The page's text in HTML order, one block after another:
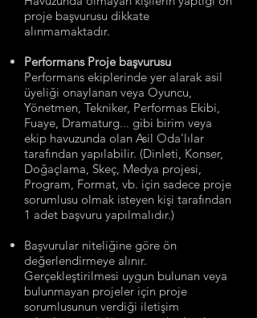
proje başvurusu dikkate
alınmamaktadır.
Performans Proje başvurusu
Performans ekiplerinde yer alarak asil
üyeliği onaylanan veya Oyuncu,
Yönetmen, Tekniker, Performas Ekibi,
Fuaye, Dramaturg... gibi birim veya
ekip havuzunda olan Asil Oda'lılar
tarafından yapılabilir. (Dinleti, Konser,
Doğaçlama, Skeç, Medya projesi,
Program, Format, vb. için sadece proje
sorumlusu olmak isteyen kişi tarafından
1 adet başvuru yapılmalıdır.)
Başvurular niteliğine göre ön
değerlendirmeye alınır.
Gerçekleştirilmesi uygun bulunan veya
bulunmayan projeler için proje
sorumlusunun verdiği iletişim